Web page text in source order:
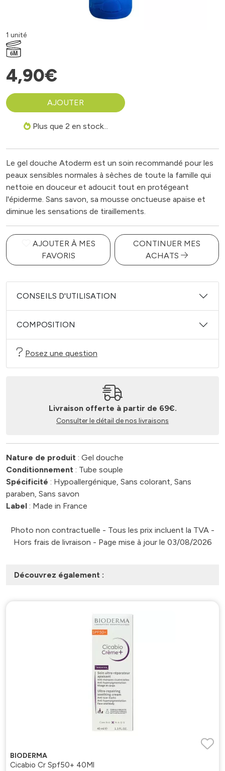
1 unité
6M
4,90€
AJOUTER
Plus que 2 en stock...
Le gel douche Atoderm est un soin recommandé pour les
peaux sensibles normales à sèches de toute la famille qui
nettoie en douceur et adoucit tout en protégeant
l'épiderme. Sans savon, sa mousse onctueuse apaise et
diminue les sensations de tiraillements.
AJOUTER À MES
FAVORIS
CONTINUER MES
ACHATS
CONSEILS D'UTILISATION
COMPOSITION
Posez une question
Livraison offerte à partir de 69€.
Consulter le détail de nos livraisons
Nature de produit : Gel douche
Conditionnement : Tube souple
Spécificité : Hypoallergénique, Sans colorant, Sans
paraben, Sans savon
Label : Made in France
Photo non contractuelle - Tous les prix incluent la TVA -
Hors frais de livraison - Page mise à jour le 03/08/2026
Découvrez également :
BIODERMA
Cicabio Cr Spf50+ 40Ml